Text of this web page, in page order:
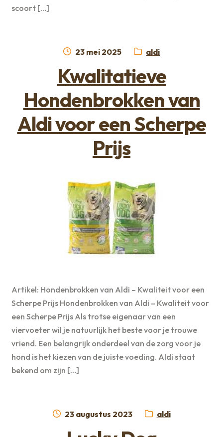
scoort […]
Geplaatst
23 mei 2025 Categorie:
aldi
Kwalitatieve
Hondenbrokken van
Aldi voor een Scherpe
Prijs
Artikel: Hondenbrokken van Aldi – Kwaliteit voor een
Scherpe Prijs Hondenbrokken van Aldi – Kwaliteit voor
een Scherpe Prijs Als trotse eigenaar van een
viervoeter wil je natuurlijk het beste voor je trouwe
vriend. Een belangrijk onderdeel van de zorg voor je
hond is het kiezen van de juiste voeding. Aldi staat
bekend om zijn […]
Geplaatst
23 augustus 2023 Categorie:
aldi